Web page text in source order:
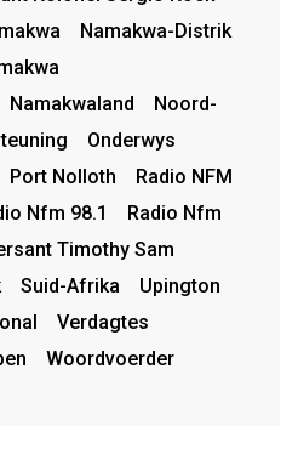
Namakwa-Distrik
Namakwaland
Noord-
Onderwys
Port Nolloth
Radio NFM
Nfm 98.1
Radio Nfm
Timothy Sam
Suid-Afrika
Upington
Verdagtes
Woordvoerder